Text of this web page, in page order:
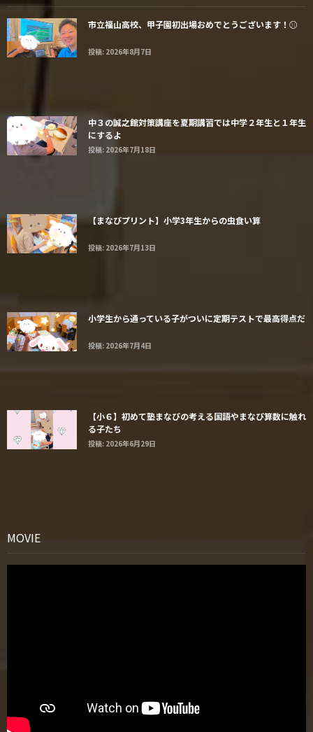
市立福山高校、甲子園初出場おめでとうございます！⚾️
投稿: 2026年8月7日
中３の誠之館対策講座を夏期講習では中学２年生と１年生
にするよ
投稿: 2026年7月18日
【まなびプリント】小学3年生からの虫食い算
投稿: 2026年7月13日
小学生から通っている子がついに定期テストで最高得点だ
投稿: 2026年7月4日
【小６】初めて塾まなびの考える国語やまなび算数に触れ
る子たち
投稿: 2026年6月29日
MOVIE